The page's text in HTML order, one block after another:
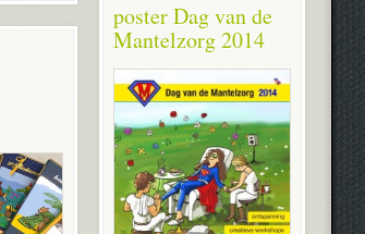
poster Dag van de
Mantelzorg 2014